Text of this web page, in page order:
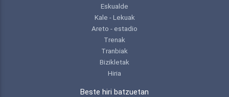
Eskualde
Kale - Lekuak
Areto - estadio
Trenak
Tranbiak
Bizikletak
Hiria
Beste hiri batzuetan